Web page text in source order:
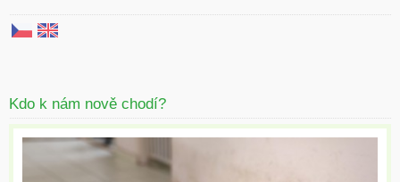
Kdo k nám nově chodí?